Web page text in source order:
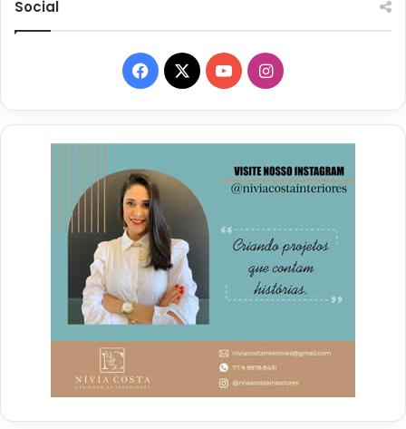
Social
Facebook
X YouTubeInstagram